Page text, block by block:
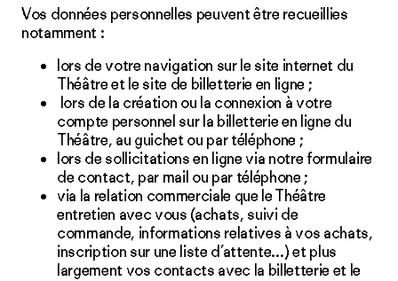
Vos données personnelles peuvent être recueillies
notamment :
lors de votre navigation sur le site internet du
Théâtre et le site de billetterie en ligne ;
lors de la création ou la connexion à votre
compte personnel sur la billetterie en ligne du
Théâtre, au guichet ou par téléphone ;
lors de sollicitations en ligne via notre formulaire
de contact, par mail ou par téléphone ;
via la relation commerciale que le Théâtre
entretien avec vous (achats, suivi de
commande, informations relatives à vos achats,
inscription sur une liste d’attente…) et plus
largement vos contacts avec la billetterie et le